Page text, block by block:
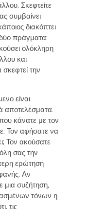
Σκεφτείτε
συμβαίνει
διακόπτει
πράγματα:
ολόκληρη
και
την
είναι
αποτελέσματα.
κάνατε με τον
Τον αφήσατε να
Τον ακούσατε
σας την
ερώτηση
Αν
μια συζήτηση,
τόνων η
τις